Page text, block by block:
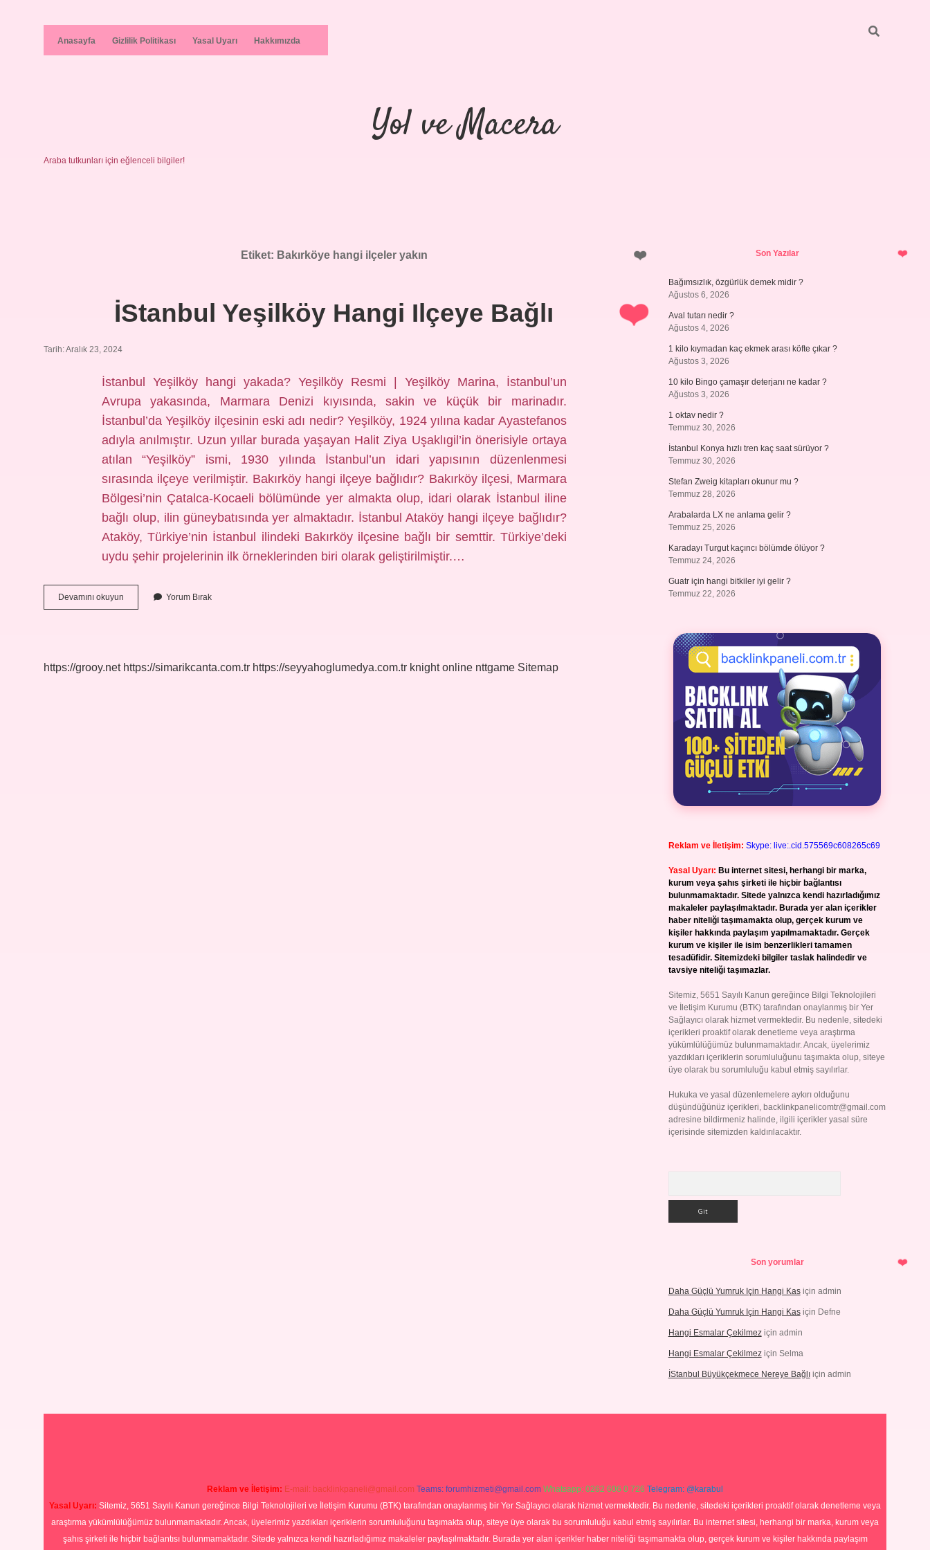
Anasayfa Gizlilik Politikası Yasal Uyarı Hakkımızda
Yol ve Macera
Araba tutkunları için eğlenceli bilgiler!
Etiket: Bakırköye hangi ilçeler yakın
İStanbul Yeşilköy Hangi Ilçeye Bağlı
Tarih: Aralık 23, 2024
İstanbul Yeşilköy hangi yakada? Yeşilköy Resmi | Yeşilköy Marina, İstanbul’un
Avrupa yakasında, Marmara Denizi kıyısında, sakin ve küçük bir marinadır.
İstanbul’da Yeşilköy ilçesinin eski adı nedir? Yeşilköy, 1924 yılına kadar Ayastefanos
adıyla anılmıştır. Uzun yıllar burada yaşayan Halit Ziya Uşaklıgil’in önerisiyle ortaya
atılan “Yeşilköy” ismi, 1930 yılında İstanbul’un idari yapısının düzenlenmesi
sırasında ilçeye verilmiştir. Bakırköy hangi ilçeye bağlıdır? Bakırköy ilçesi, Marmara
Bölgesi’nin Çatalca-Kocaeli bölümünde yer almakta olup, idari olarak İstanbul iline
bağlı olup, ilin güneybatısında yer almaktadır. İstanbul Ataköy hangi ilçeye bağlıdır?
Ataköy, Türkiye’nin İstanbul ilindeki Bakırköy ilçesine bağlı bir semttir. Türkiye’deki
uydu şehir projelerinin ilk örneklerinden biri olarak geliştirilmiştir.…
Devamını okuyun İStanbul
Yeşilköy
Yorum Bırak
https://grooy.net https://simarikcanta.com.tr https://seyyahoglumedya.com.tr knight online nttgame Sitemap
SidebarSon Yazılar
Bağımsızlık, özgürlük demek midir ?
Ağustos 6, 2026
Aval tutarı nedir ?
Ağustos 4, 2026
1 kilo kıymadan kaç ekmek arası köfte çıkar ?
Ağustos 3, 2026
10 kilo Bingo çamaşır deterjanı ne kadar ?
Ağustos 3, 2026
1 oktav nedir ?
Temmuz 30, 2026
İstanbul Konya hızlı tren kaç saat sürüyor ?
Temmuz 30, 2026
Stefan Zweig kitapları okunur mu ?
Temmuz 28, 2026
Arabalarda LX ne anlama gelir ?
Temmuz 25, 2026
Karadayı Turgut kaçıncı bölümde ölüyor ?
Temmuz 24, 2026
Guatr için hangi bitkiler iyi gelir ?
Temmuz 22, 2026
Reklam ve İletişim: Skype: live:.cid.575569c608265c69
Yasal Uyarı: Bu internet sitesi, herhangi bir marka,
kurum veya şahıs şirketi ile hiçbir bağlantısı
bulunmamaktadır. Sitede yalnızca kendi hazırladığımız
makaleler paylaşılmaktadır. Burada yer alan içerikler
haber niteliği taşımamakta olup, gerçek kurum ve
kişiler hakkında paylaşım yapılmamaktadır. Gerçek
kurum ve kişiler ile isim benzerlikleri tamamen
tesadüfidir. Sitemizdeki bilgiler taslak halindedir ve
tavsiye niteliği taşımazlar.
Sitemiz, 5651 Sayılı Kanun gereğince Bilgi Teknolojileri
ve İletişim Kurumu (BTK) tarafından onaylanmış bir Yer
Sağlayıcı olarak hizmet vermektedir. Bu nedenle, sitedeki
içerikleri proaktif olarak denetleme veya araştırma
yükümlülüğümüz bulunmamaktadır. Ancak, üyelerimiz
yazdıkları içeriklerin sorumluluğunu taşımakta olup, siteye
üye olarak bu sorumluluğu kabul etmiş sayılırlar.
Hukuka ve yasal düzenlemelere aykırı olduğunu
düşündüğünüz içerikleri, backlinkpanelicomtr@gmail.com
adresine bildirmeniz halinde, ilgili içerikler yasal süre
içerisinde sitemizden kaldırılacaktır.
Son yorumlar
Daha Güçlü Yumruk Için Hangi Kasiçin admin
Daha Güçlü Yumruk Için Hangi Kasiçin Defne
Hangi Esmalar Çekilmeziçin admin
Hangi Esmalar Çekilmeziçin Selma
İStanbul Büyükçekmece Nereye Bağlıiçin admin
Reklam ve İletişim: E-mail: backlinkpaneli@gmail.com Teams: forumhizmeti@gmail.com Whatsapp: 0262 606 0 726 Telegram: @karabul
Yasal Uyarı: Sitemiz, 5651 Sayılı Kanun gereğince Bilgi Teknolojileri ve İletişim Kurumu (BTK) tarafından onaylanmış bir Yer Sağlayıcı olarak hizmet vermektedir. Bu nedenle, sitedeki içerikleri proaktif olarak denetleme veya
araştırma yükümlülüğümüz bulunmamaktadır. Ancak, üyelerimiz yazdıkları içeriklerin sorumluluğunu taşımakta olup, siteye üye olarak bu sorumluluğu kabul etmiş sayılırlar. Bu internet sitesi, herhangi bir marka, kurum veya
şahıs şirketi ile hiçbir bağlantısı bulunmamaktadır. Sitede yalnızca kendi hazırladığımız makaleler paylaşılmaktadır. Burada yer alan içerikler haber niteliği taşımamakta olup, gerçek kurum ve kişiler hakkında paylaşım